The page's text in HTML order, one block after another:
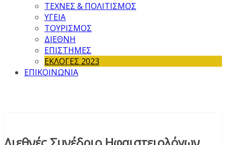
ΤΕΧΝΕΣ & ΠΟΛΙΤΙΣΜΟΣ
ΥΓΕΙΑ
ΤΟΥΡΙΣΜΟΣ
ΔΙΕΘΝΗ
ΕΠΙΣΤΗΜΕΣ
ΕΚΛΟΓΕΣ 2023
ΕΠΙΚΟΙΝΩΝΙΑ